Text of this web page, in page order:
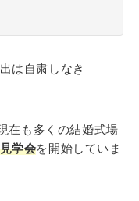
は自粛しなき
在も多くの結婚式場
学会を開始していま